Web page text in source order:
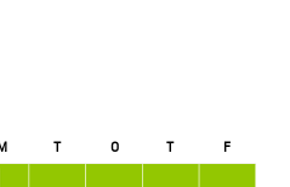
T O T F